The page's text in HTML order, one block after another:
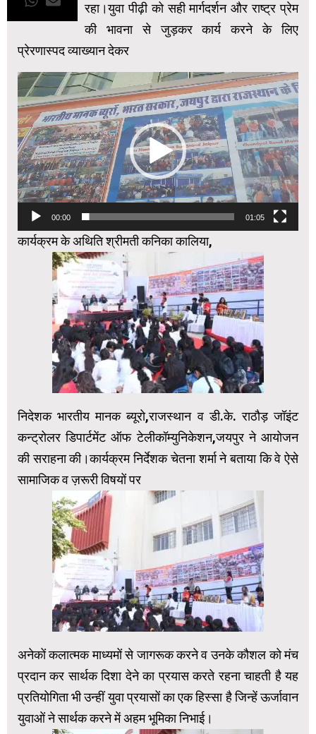
रहा।युवा पीढ़ी को सही मार्गदर्शन और राष्ट्र प्रेम
की भावना से जुड़कर कार्य करने के लिए
प्रेरणास्पद व्याख्यान देकर
Video
Player
00:00 01:05
कार्यक्रम के अथिति श्रीमती कनिका कालिया,
निदेशक भारतीय मानक ब्यूरो,राजस्थान व डी.के. राठौड़ जॉइंट
कन्ट्रोलर डिपार्टमेंट ऑफ टेलीकॉम्युनिकेशन,जयपुर ने आयोजन
की सराहना की।कार्यक्रम निर्देशक चेतना शर्मा ने बताया कि वे ऐसे
सामाजिक व ज़रूरी विषयों पर
अनेकों कलात्मक माध्यमों से जागरूक करने व उनके कौशल को मंच
प्रदान कर सार्थक दिशा देने का प्रयास करते रहना चाहती है यह
प्रतियोगिता भी उन्हीं युवा प्रयासों का एक हिस्सा है जिन्हें ऊर्जावान
युवाओं ने सार्थक करने में अहम भूमिका निभाई।